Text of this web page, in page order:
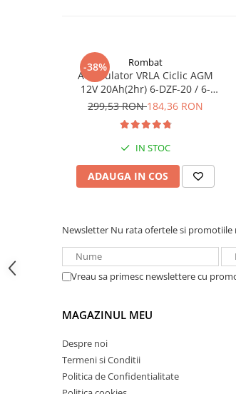
Turbine eoliene pentru casă
Acumulatori VRLA AGM/GEL /
Tractiune / LiFePo4
Baterii si acumulatori gel si VRLA
Baterii si acumulatori AGM VRLA
Acumulatori Moto, ATV
SLA AGM (Sealed Lead Acid)
Deep Cycle - Tractiune/Semi-
Marine & Caravan
Pachete acumulatori VRLA
Sisteme de management (BMS)
-38% Rombat
Acumulator VRLA Ciclic AGM
12V 20Ah(2hr) 6-DZF-20 / 6-
DZM-20 pentru biciclete
299,53 RON184,36 RON
IN STOC
ADAUGA IN COS
Newsletter Nu rata ofertele si promotiile
Vreau sa primesc newslettere cu
MAGAZINUL MEU
Despre noi
Termeni si Conditii
Politica de Confidentialitate